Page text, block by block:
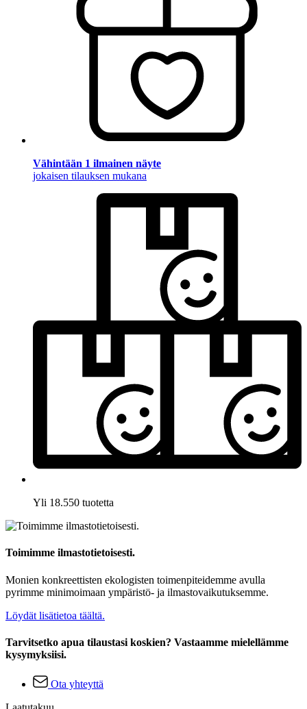
Vähintään 1 ilmainen näyte
jokaisen tilauksen mukana
Yli 18.550 tuotetta
Toimimme ilmastotietoisesti.
Monien konkreettisten ekologisten toimenpiteidemme avulla
pyrimme minimoimaan ympäristö- ja ilmastovaikutuksemme.
Löydät lisätietoa täältä.
Tarvitsetko apua tilaustasi koskien? Vastaamme mielellämme
kysymyksiisi.
Ota yhteyttä